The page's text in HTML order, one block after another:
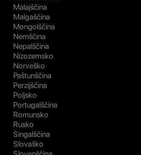
Malajščina
Malgaščina
Mongolščina
Nemščina
Nepalščina
Nizozemsko
Norveško
Paštunščina
Perzijščina
Poljsko
Portugalščina
Romunsko
Rusko
Singalščina
Slovaško